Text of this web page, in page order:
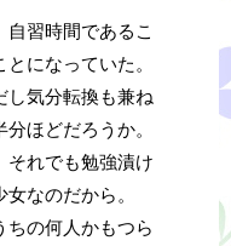
習時間であるこ
になっていた。
気分転換も兼ね
ほどだろうか。
れでも勉強漬け
なのだから。
の何人かもつら